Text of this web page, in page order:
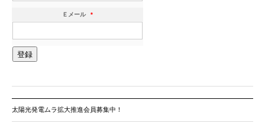
Ｅメール *
太陽光発電ムラ拡大推進会員募集中！